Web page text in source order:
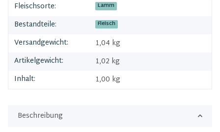
Fleischsorte: Lamm
Bestandteile: Fleisch
Versandgewicht:
1,04 kg
Artikelgewicht:
1,02 kg
Inhalt:
1,00 kg
Beschreibung